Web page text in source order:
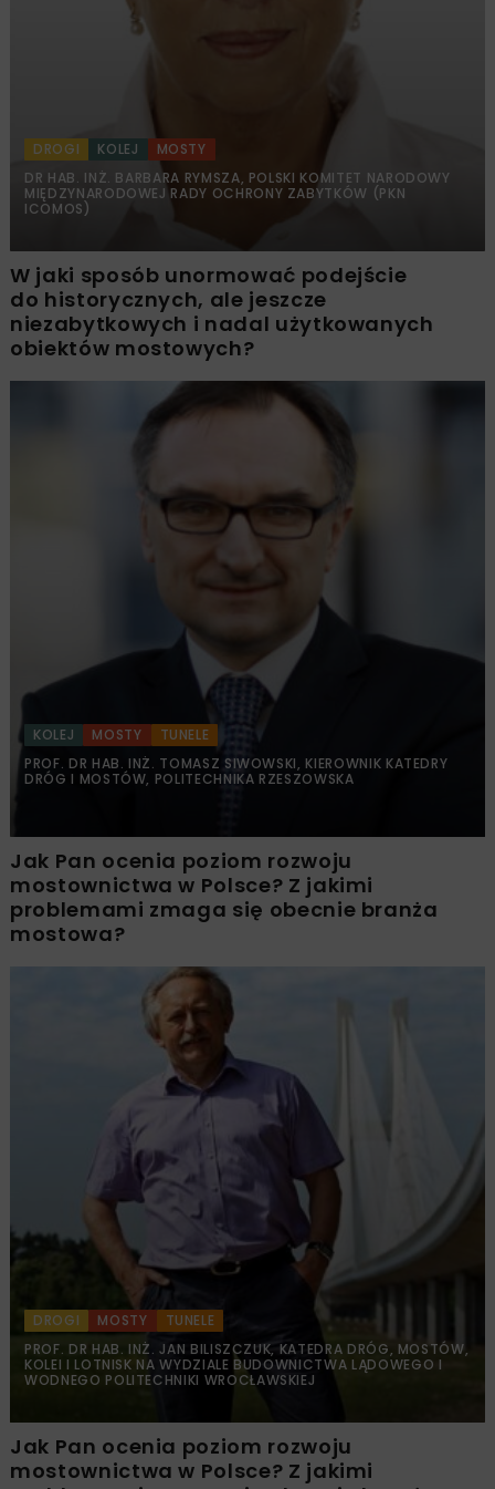
DROGI KOLEJ
MOSTY
DR HAB. INŻ. BARBARA RYMSZA, POLSKI KOMITET NARODOWY
MIĘDZYNARODOWEJ RADY OCHRONY ZABYTKÓW (PKN
ICOMOS)
W jaki sposób unormować podejście
do historycznych, ale jeszcze
niezabytkowych i nadal użytkowanych
obiektów mostowych?
KOLEJ MOSTY
TUNELE
PROF. DR HAB. INŻ. TOMASZ SIWOWSKI, KIEROWNIK KATEDRY
DRÓG I MOSTÓW, POLITECHNIKA RZESZOWSKA
Jak Pan ocenia poziom rozwoju
mostownictwa w Polsce? Z jakimi
problemami zmaga się obecnie branża
mostowa?
DROGI MOSTY
TUNELE
PROF. DR HAB. INŻ. JAN BILISZCZUK, KATEDRA DRÓG, MOSTÓW,
KOLEI I LOTNISK NA WYDZIALE BUDOWNICTWA LĄDOWEGO I
WODNEGO POLITECHNIKI WROCŁAWSKIEJ
Jak Pan ocenia poziom rozwoju
mostownictwa w Polsce? Z jakimi